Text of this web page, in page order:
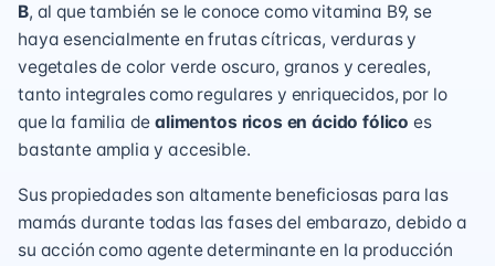
B, al que también se le conoce como vitamina B9, se
haya esencialmente en frutas cítricas, verduras y
vegetales de color verde oscuro, granos y cereales,
tanto integrales como regulares y enriquecidos, por lo
que la familia dealimentos ricos en ácido fólicoes
bastante amplia y accesible.
Sus propiedades son altamente beneficiosas para las
mamás durante todas las fases del embarazo, debido a
su acción como agente determinante en la producción